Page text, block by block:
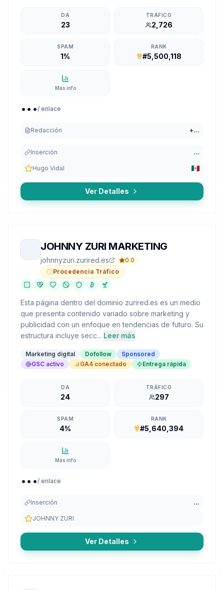
DA
23
TRÁFICO
2,726
SPAM
1%
RANK
#5,500,118
Más info
.../ enlace
Redacción +...
Inserción ...
Hugo Vidal
Ver Detalles
JOHNNY ZURI MARKETING
johnnyzuri.zurired.es
0.0
Procedencia Tráfico
Esta página dentro del dominio zurired.es es un medio
que presenta contenido variado sobre marketing y
publicidad con un enfoque en tendencias de futuro. Su
estructura incluye secc... Leer más
Marketing digital Dofollow
Sponsored
GSC activo
GA4 conectado Entrega rápida
DA
24
TRÁFICO
297
SPAM
4%
RANK
#5,640,394
Más info
.../ enlace
Inserción ...
JOHNNY ZURI
Ver Detalles